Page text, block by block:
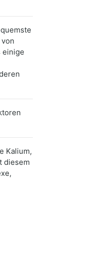
einige
Kalium,
diesem